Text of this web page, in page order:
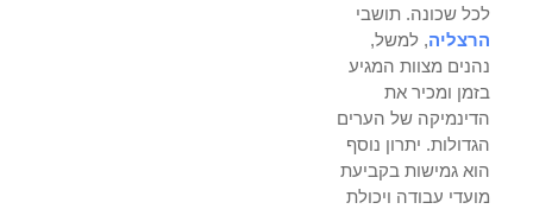
לכל שכונה. תושבי
הרצליה, למשל,
נהנים מצוות המגיע
בזמן ומכיר את
הדינמיקה של הערים
הגדולות. יתרון נוסף
הוא גמישות בקביעת
מועדי עבודה ויכולת